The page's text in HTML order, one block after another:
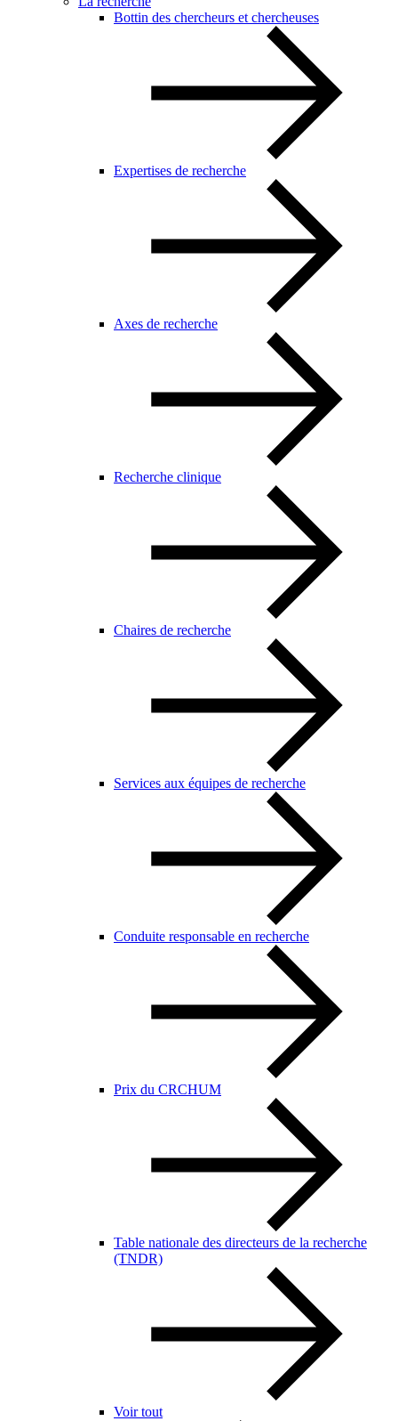
Bottin des chercheurs et chercheuses
Expertises de recherche
Axes de recherche
Recherche clinique
Chaires de recherche
Services aux équipes de recherche
Conduite responsable en recherche
Prix du CRCHUM
Table nationale des directeurs de la recherche
(TNDR)
Voir tout